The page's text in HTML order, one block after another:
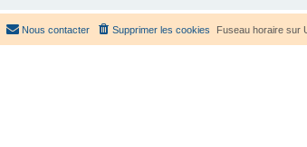
Fuseau horaire sur
Supprimer les cookies
Nous contacter